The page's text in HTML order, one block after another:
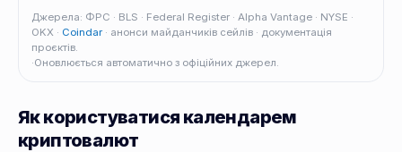
Джерела: ФРС · BLS · Federal Register · Alpha Vantage · NYSE ·
OKX · Coindar· анонси майданчиків сейлів · документація
проєктів.
·Оновлюється автоматично з офіційних джерел.
Як користуватися календарем
криптовалют